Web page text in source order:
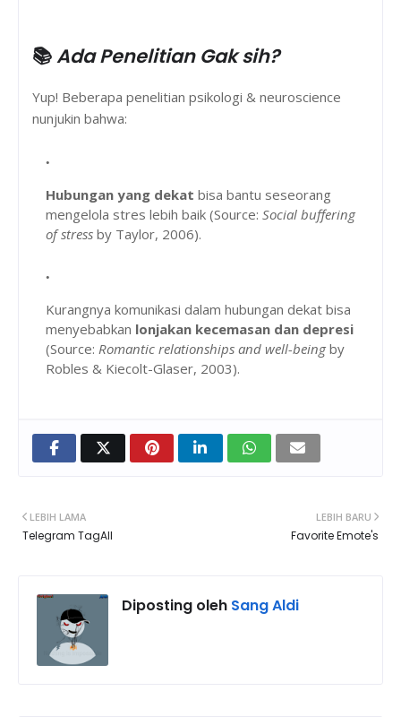
📚Ada Penelitian Gak sih?
Yup! Beberapa penelitian psikologi & neuroscience
nunjukin bahwa:
Hubungan yang dekat bisa bantu seseorang
mengelola stres lebih baik (Source: Social buffering
of stress by Taylor, 2006).
Kurangnya komunikasi dalam hubungan dekat bisa
menyebabkan lonjakan kecemasan dan depresi
(Source: Romantic relationships and well-beingby
Robles & Kiecolt-Glaser, 2003).
LEBIH BARU
Favorite Emote's
LEBIH LAMA
Telegram TagAll
Diposting oleh Sang Aldi